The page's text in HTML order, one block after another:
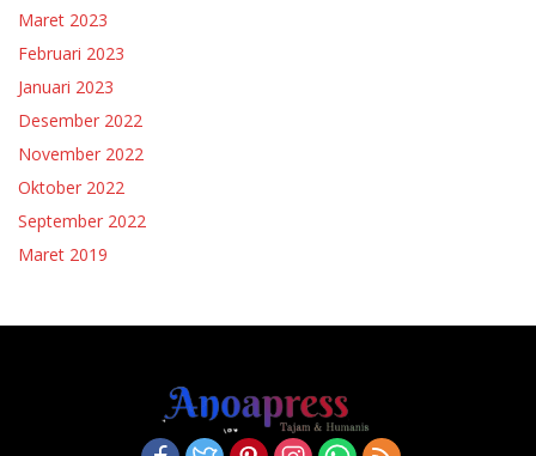
Maret 2023
Februari 2023
Januari 2023
Desember 2022
November 2022
Oktober 2022
September 2022
Maret 2019